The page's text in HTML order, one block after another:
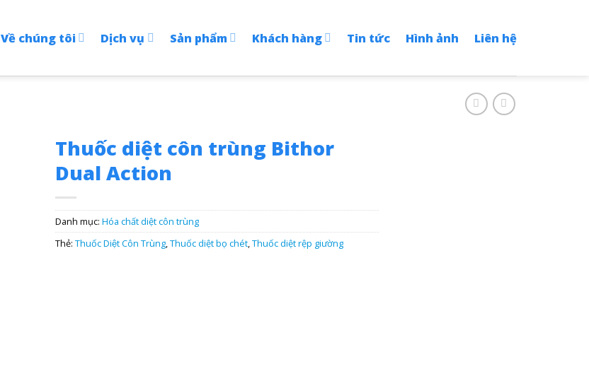
Về chúng tôi Dịch vụ Sản phẩm Khách hàng Tin tức Hình ảnh Liên hệ
Thuốc diệt côn trùng Bithor
Dual Action
Danh mục: Hóa chất diệt côn trùng
Thẻ: Thuốc Diệt Côn Trùng,Thuốc diệt bọ chét,Thuốc diệt rệp giường